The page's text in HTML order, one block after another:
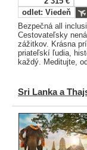
odlet: Viedeň
Bezpečná all
Cestovateľsky
zážitkov. Krásna
priateľskí ľudia,
každý. Meditujte,
Sri Lanka a